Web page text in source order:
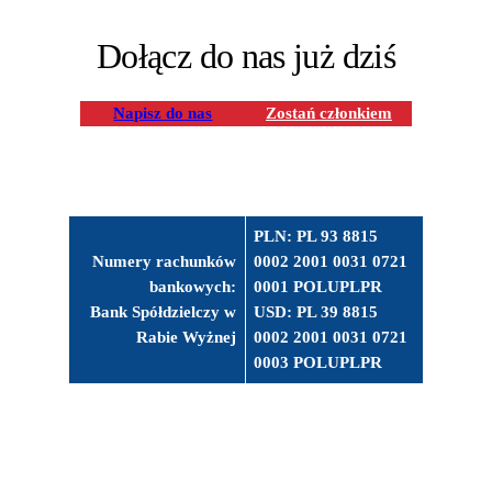
Dołącz do nas już dziś
Napisz do nas Zostań członkiem
Numery rachunków
bankowych:
Bank Spółdzielczy w
Rabie Wyżnej
PLN: PL 93 8815
0002 2001 0031 0721
0001 POLUPLPR
USD: PL 39 8815
0002 2001 0031 0721
0003 POLUPLPR